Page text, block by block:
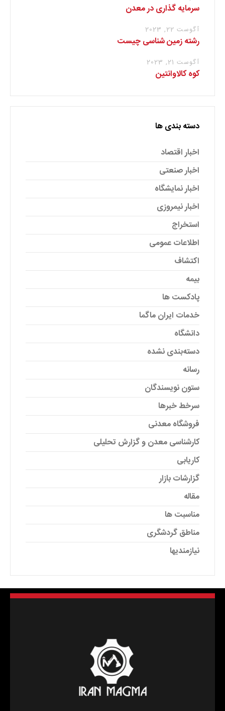
سرمایه گذاری در معدن
آگوست 22, 2023
رشته زمین شناسی چیست
آگوست 21, 2023
کوه کالاوانتین
دسته بندی ها
اخبار اقتصاد
اخبار صنعتی
اخبار نمایشگاه
اخبار نیمروزی
استخراج
اطلاعات عمومی
اکتشاف
بیمه
پادکست ها
خدمات ایران ماگما
دانشگاه
دسته‌بندی نشده
رسانه
ستون نویسندگان
سرخط خبرها
فروشگاه معدنی
کارشناسی معدن و گزارش تحلیلی
کاریابی
گزارشات بازار
مقاله
مناسبت ها
مناطق گردشگری
نیازمندیها